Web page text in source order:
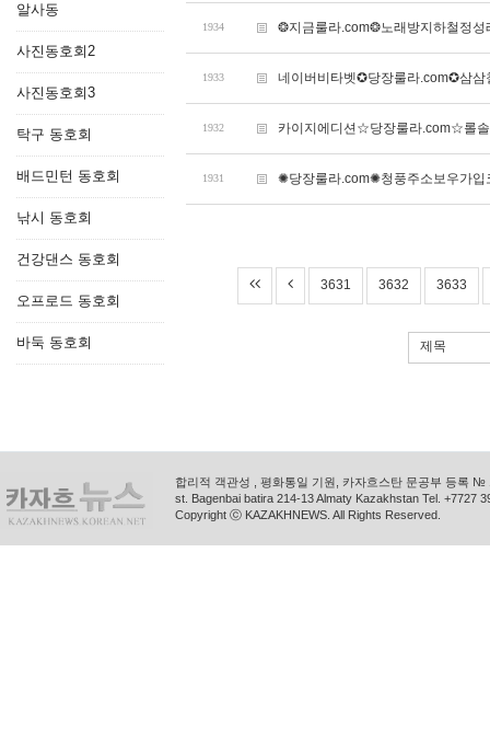
알사동
사진동호회2
사진동호회3
탁구 동호회
배드민턴 동호회
낚시 동호회
건강댄스 동호회
오프로드 동호회
바둑 동호회
1934 ❂지금룰라.com❂노래방지하철정성
1933 네이버비타벳✪당장룰라.com✪삼삼
1932 카이지에디션☆당장룰라.com☆롤
1931 ✺당장룰라.com✺청풍주소보우가입
3631 3632 3633
제목
합리적 객관성 , 평화통일 기원, 카자흐스탄 문공부 등록
st. Bagenbai batira 214-13 Almaty Kazakhstan Tel. +7727
Copyright ⓒ KAZAKHNEWS. All Rights Reserved.